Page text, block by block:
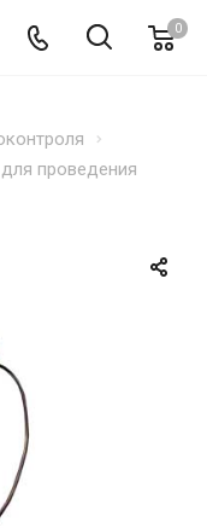
0
проведения